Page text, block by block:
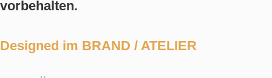
vorbehalten.
Designed im BRAND / ATELIER